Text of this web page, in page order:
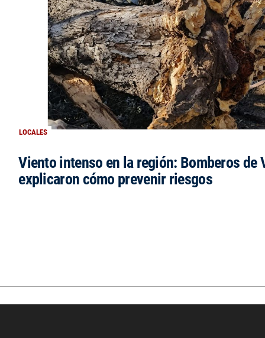
LOCALES
Viento intenso en la región: Bomberos de
explicaron cómo prevenir riesgos